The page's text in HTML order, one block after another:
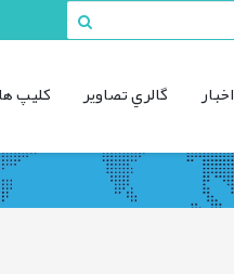
اخبار گالري تصاوير کليپ ها